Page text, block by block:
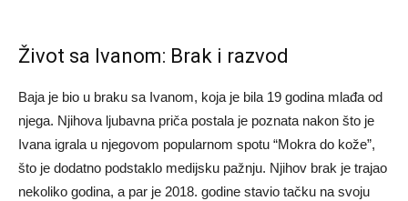
Život sa Ivanom: Brak i razvod
Baja je bio u braku sa Ivanom, koja je bila 19 godina mlađa od
njega. Njihova ljubavna priča postala je poznata nakon što je
Ivana igrala u njegovom popularnom spotu “Mokra do kože”,
što je dodatno podstaklo medijsku pažnju. Njihov brak je trajao
nekoliko godina, a par je 2018. godine stavio tačku na svoju